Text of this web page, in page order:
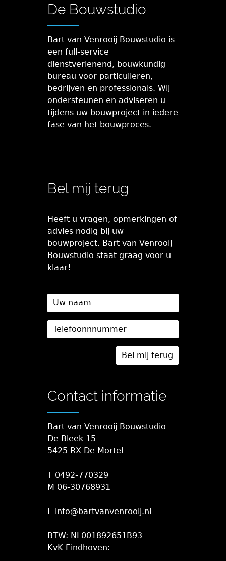
De Bouwstudio
Bart van Venrooij Bouwstudio is
een full-service
dienstverlenend, bouwkundig
bureau voor particulieren,
bedrijven en professionals. Wij
ondersteunen en adviseren u
tijdens uw bouwproject in iedere
fase van het bouwproces.
Bel mij terug
Heeft u vragen, opmerkingen of
advies nodig bij uw
bouwproject. Bart van Venrooij
Bouwstudio staat graag voor u
klaar!
Contact informatie
Bart van Venrooij Bouwstudio
De Bleek 15
5425 RX De Mortel
T 0492-770329
M 06-30768931
E info@bartvanvenrooij.nl
BTW: NL001892651B93
KvK Eindhoven: